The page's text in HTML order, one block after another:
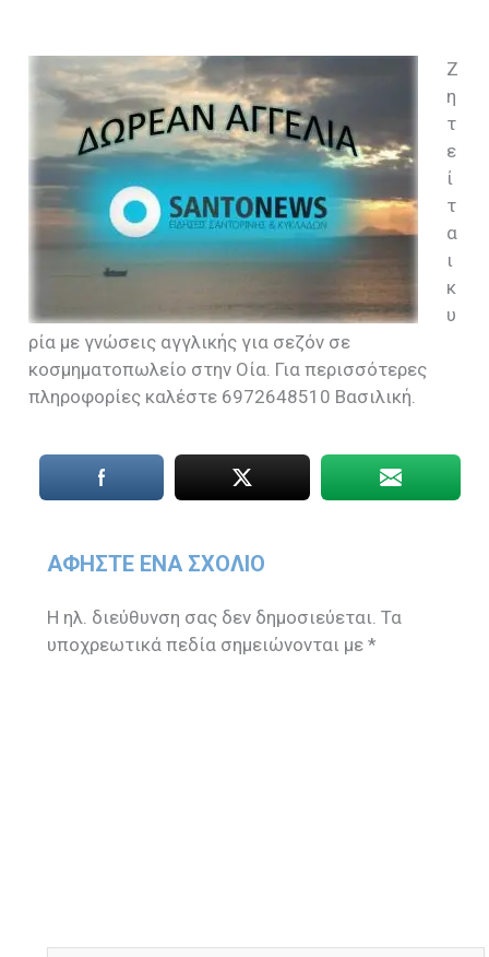
Ζ
η
τ
ε
ί
τ
α
ι
κ
υ
ρία με γνώσεις αγγλικής για σεζόν σε
κοσμηματοπωλείο στην Οία. Για περισσότερες
πληροφορίες καλέστε 6972648510 Βασιλική.
ΑΦΉΣΤΕ ΈΝΑ ΣΧΌΛΙΟ
Η ηλ. διεύθυνση σας δεν δημοσιεύεται. Τα
υποχρεωτικά πεδία σημειώνονται με*